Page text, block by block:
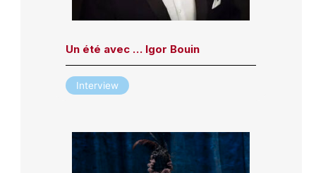
Un été avec … Igor Bouin
Interview